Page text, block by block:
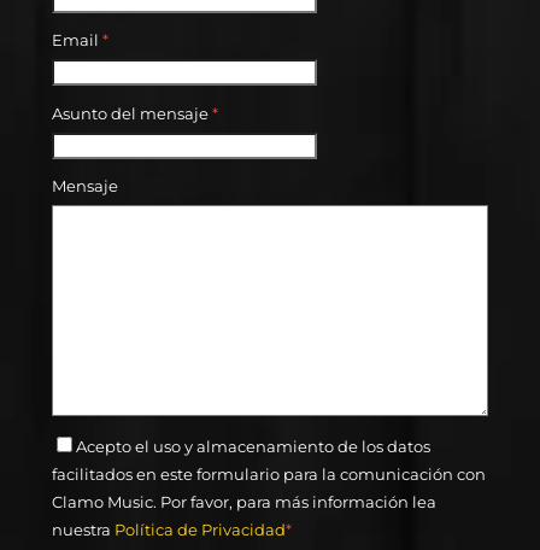
Email *
Asunto del mensaje*
Mensaje
Acepto el uso y almacenamiento de los datos
facilitados en este formulario para la comunicación con
Clamo Music. Por favor, para más información lea
nuestra Política de Privacidad*